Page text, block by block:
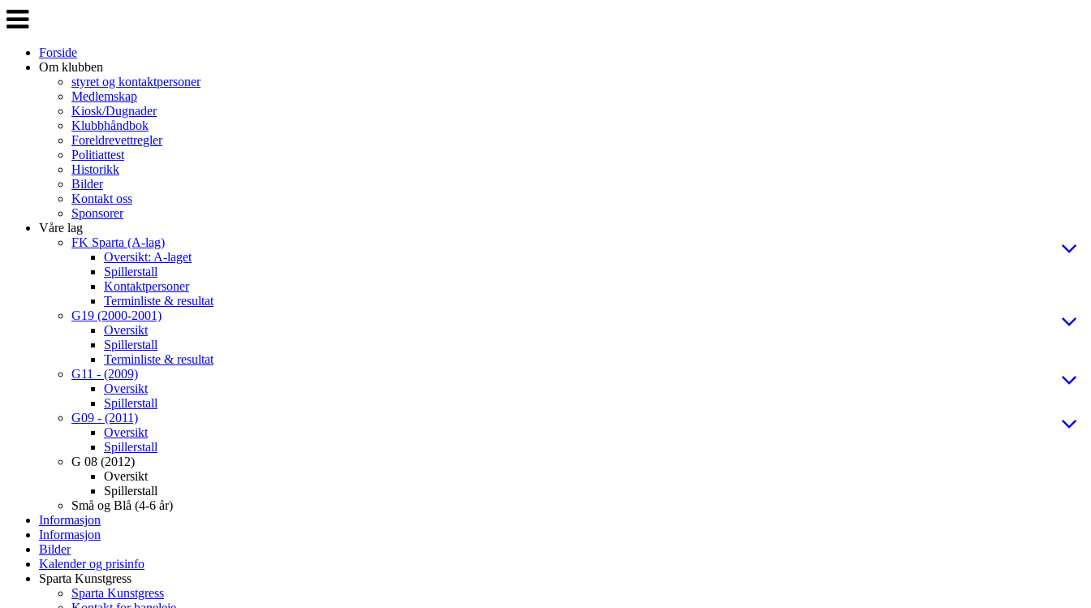
Veksle
navigasjon
Forside
Om klubben
styret og kontaktpersoner
Medlemskap
Kiosk/Dugnader
Klubbhåndbok
Foreldrevettregler
Politiattest
Historikk
Bilder
Kontakt oss
Sponsorer
Våre lag
FK Sparta (A-lag)
Oversikt: A-laget
Spillerstall
Kontaktpersoner
Terminliste & resultat
G19 (2000-2001)
Oversikt
Spillerstall
Terminliste & resultat
G11 - (2009)
Oversikt
Spillerstall
G09 - (2011)
Oversikt
Spillerstall
G 08 (2012)
Oversikt
Spillerstall
Små og Blå (4-6 år)
Informasjon
Informasjon
Bilder
Kalender og prisinfo
Sparta Kunstgress
Sparta Kunstgress